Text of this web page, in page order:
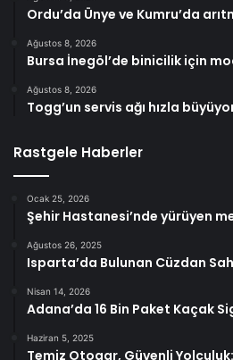
Ordu’da Ünye ve Kumru’da
Ağustos 8, 2026
Bursa İnegöl’de binicilik için
Ağustos 8, 2026
Togg’un servis ağı hızla
Rastgele Haberler
Ocak 25, 2026
Şehir Hastanesi’nde yürüyen
Ağustos 26, 2025
Isparta’da Bulunan Cüzdan
Nisan 14, 2026
Adana’da 16 Bin Paket Kaçak
Haziran 5, 2025
Temiz Otogar, Güvenli